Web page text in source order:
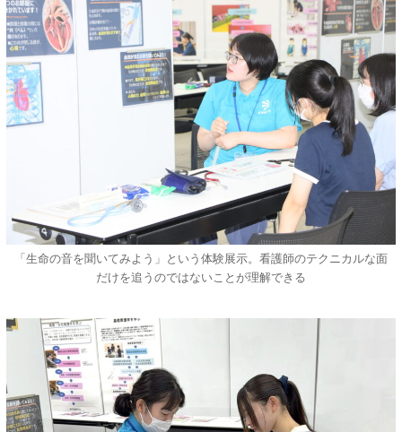
「生命の音を聞いてみよう」という体験展示。看護師のテクニカルな面
だけを追うのではないことが理解できる